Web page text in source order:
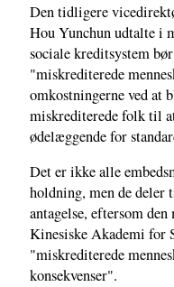
Den tidligere
Hou Yunchun udtalte i
sociale kreditsystem
"miskrediterede
omkostningerne ved at
miskrediterede folk til
ødelæggende for
Det er ikke alle
holdning, men de deler
antagelse, eftersom
Kinesiske Akademi for
"miskrediterede
konsekvenser".